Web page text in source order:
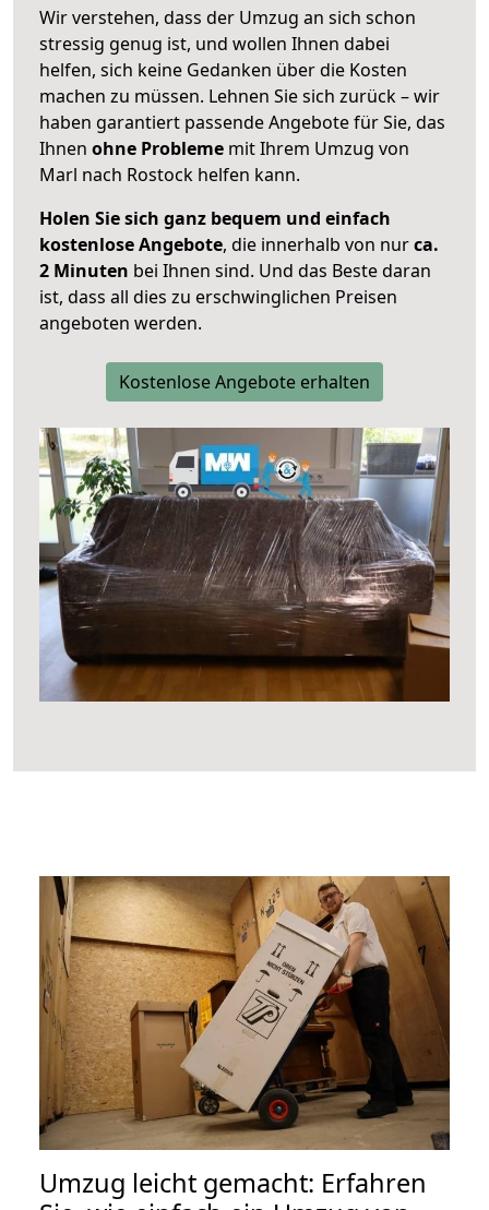
Wir verstehen, dass der Umzug an sich schon
stressig genug ist, und wollen Ihnen dabei
helfen, sich keine Gedanken über die Kosten
machen zu müssen. Lehnen Sie sich zurück – wir
haben garantiert passende Angebote für Sie, das
Ihnen ohne Probleme mit Ihrem Umzug von
Marl nach Rostock helfen kann.
Holen Sie sich ganz bequem und einfach
kostenlose Angebote, die innerhalb von nurca.
2 Minuten bei Ihnen sind. Und das Beste daran
ist, dass all dies zu erschwinglichen Preisen
angeboten werden.
Kostenlose Angebote erhalten
Umzug leicht gemacht: Erfahren